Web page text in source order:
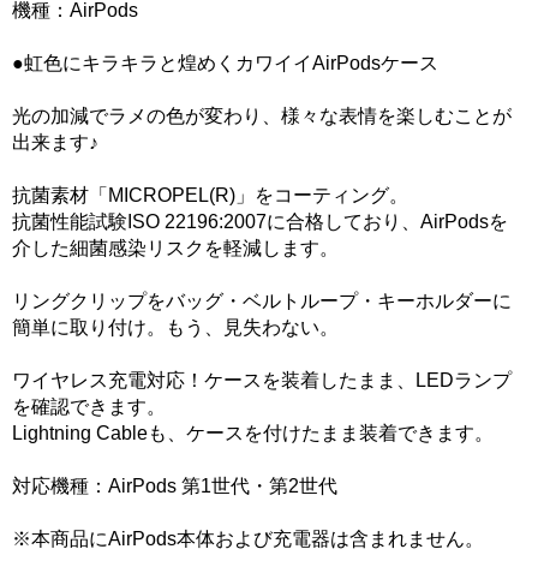
機種：AirPods
●虹色にキラキラと煌めくカワイイAirPodsケース
光の加減でラメの色が変わり、様々な表情を楽しむことが
出来ます♪
抗菌素材「MICROPEL(R)」をコーティング。
抗菌性能試験ISO 22196:2007に合格しており、AirPodsを
介した細菌感染リスクを軽減します。
リングクリップをバッグ・ベルトループ・キーホルダーに
簡単に取り付け。もう、見失わない。
ワイヤレス充電対応！ケースを装着したまま、LEDランプ
を確認できます。
Lightning Cableも、ケースを付けたまま装着できます。
対応機種：AirPods 第1世代・第2世代
※本商品にAirPods本体および充電器は含まれません。